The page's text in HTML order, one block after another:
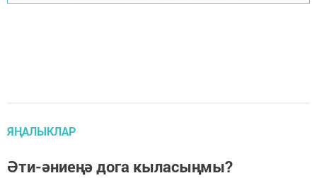
ЯҢАЛЫКЛАР
Әти-әниеңә дога кыласыңмы?